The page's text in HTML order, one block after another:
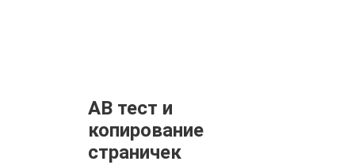
АВ тест и
копирование
страничек